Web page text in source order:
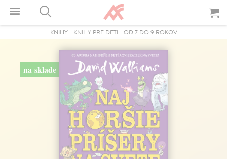
KNIHY- KNIHY PRE DETI - OD 7 DO 9 ROKOV
na sklade